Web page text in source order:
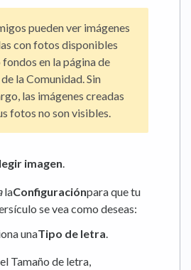
pueden ver imágenes
con fotos disponibles
en la página de
la Comunidad. Sin
las imágenes creadas
fotos no son visibles.
imagen.
laConfiguraciónpara que tu
se vea como deseas:
unaTipo de letra
Tamaño de letra,